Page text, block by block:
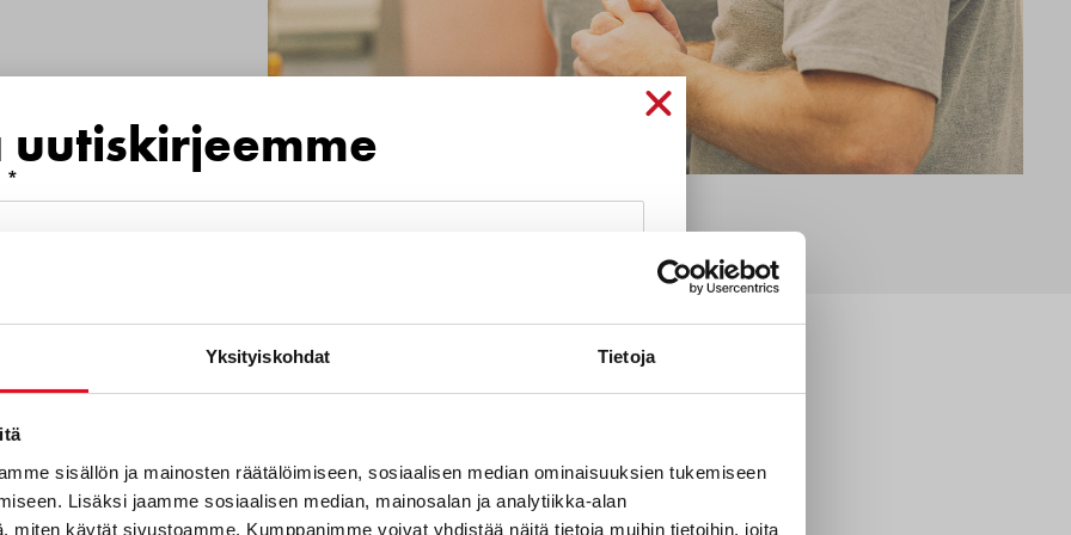
Yksityiskohdat Tietoja
sisällön ja mainosten räätälöimiseen, sosiaalisen median ominaisuuksien tukemiseen
Lisäksi jaamme sosiaalisen median, mainosalan ja analytiikka-alan
miten käytät sivustoamme. Kumppanimme voivat yhdistää näitä tietoja muihin tietoihin, joita
avoin hakemus
innostuneita osaajia joukkoomme aina.
uutiskirjeemme
*